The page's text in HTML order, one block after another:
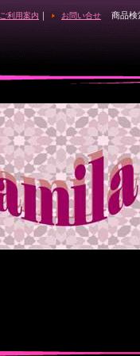
ご利用案内 ｜ お問い合せ 商品検